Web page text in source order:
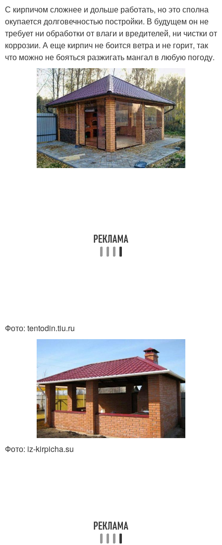
С кирпичом сложнее и дольше работать, но это сполна
окупается долговечностью постройки. В будущем он не
требует ни обработки от влаги и вредителей, ни чистки от
коррозии. А еще кирпич не боится ветра и не горит, так
что можно не бояться разжигать мангал в любую погоду.
Фото: tentodin.tiu.ru
Фото: iz-kirpicha.su